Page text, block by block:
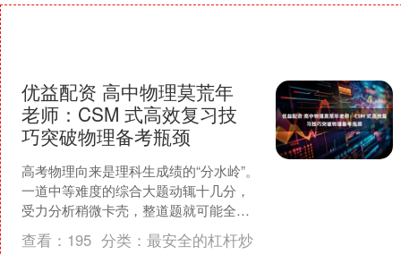
优益配资 高中物理莫荒年
老师：CSM 式高效复习技
巧突破物理备考瓶颈
高考物理向来是理科生成绩的“分水岭”。
一道中等难度的综合大题动辄十几分，
受力分析稍微卡壳，整道题就可能全军
覆没；电磁感应多绕一个弯，思路瞬间
中断——物理这座“高....
查看： 195 分类： 最安全的杠杆炒